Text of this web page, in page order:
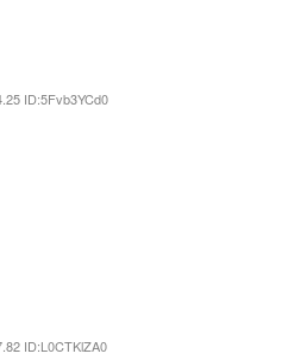
ID:5Fvb3YCd0
ID:L0CTKlZA0